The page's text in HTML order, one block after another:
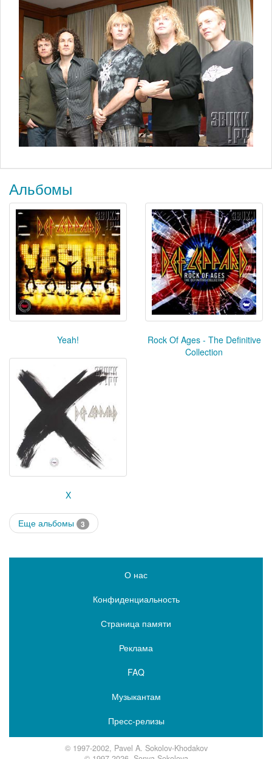
Альбомы
Yeah!
Rock Of Ages - The Definitive
Collection
X
Еще альбомы 3
О нас
Конфиденциальность
Страница памяти
Реклама
FAQ
Музыкантам
Пресс-релизы
© 1997-2002, Pavel A. Sokolov-Khodakov